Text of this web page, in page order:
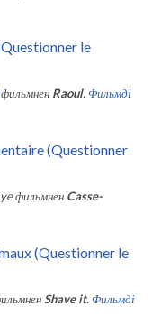
le
фильмнен Raoul. Фильмді
(Questionner
фильмнен Casse-
(Questionner le
Shave it. Фильмді